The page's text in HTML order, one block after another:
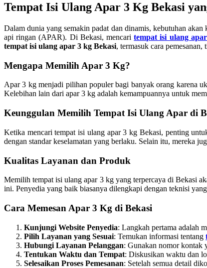
Tempat Isi Ulang Apar 3 Kg Bekasi
Dalam dunia yang semakin padat dan dinamis, kebutuhan
api ringan (APAR). Di Bekasi, mencaritempat isi ulang
tempat isi ulang apar 3 kg Bekasi, termasuk cara
Mengapa Memilih Apar 3 Kg?
Apar 3 kg menjadi pilihan populer bagi banyak orang karena
Kelebihan lain dari apar 3 kg adalah kemampuannya untuk
Keunggulan Memilih Tempat Isi Ulang Apar di
Ketika mencari tempat isi ulang apar 3 kg Bekasi, penting
dengan standar keselamatan yang berlaku. Selain itu, mereka
Kualitas Layanan dan Produk
Memilih tempat isi ulang apar 3 kg yang terpercaya di Bekasi
ini. Penyedia yang baik biasanya dilengkapi dengan teknisi
Cara Memesan Apar 3 Kg di Bekasi
Kunjungi Website Penyedia: Langkah pertama adalah
Pilih Layanan yang Sesuai: Temukan informasi tentang
Hubungi Layanan Pelanggan: Gunakan nomor kontak
Tentukan Waktu dan Tempat: Diskusikan waktu dan
Selesaikan Proses Pemesanan: Setelah semua detail